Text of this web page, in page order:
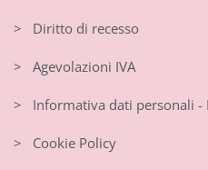
> Diritto di recesso
> Agevolazioni IVA
> Informativa dati personali -
> Cookie Policy